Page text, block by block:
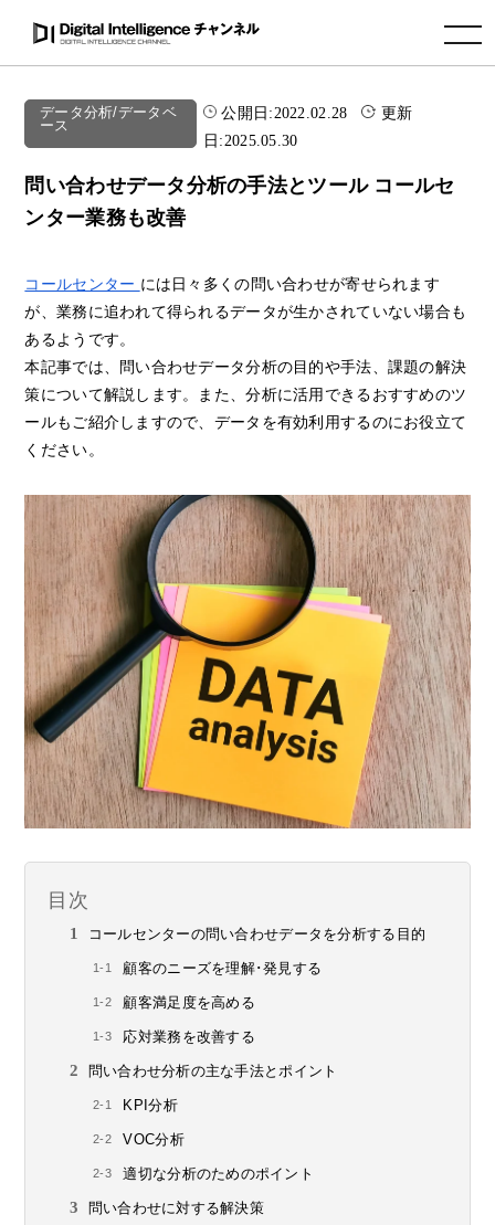
toggle navigation
データ分析/データベ
ース
公開日:2022.02.28
更新
日:2025.05.30
問い合わせデータ分析の手法とツール コールセ
ンター業務も改善
コールセンター には日々多くの問い合わせが寄せられます
が、業務に追われて得られるデータが生かされていない場合も
あるようです。
本記事では、問い合わせデータ分析の目的や手法、課題の解決
策について解説します。また、分析に活用できるおすすめのツ
ールもご紹介しますので、データを有効利用するのにお役立て
ください。
目次
コールセンターの問い合わせデータを分析する目的
顧客のニーズを理解･発見する
顧客満足度を高める
応対業務を改善する
問い合わせ分析の主な手法とポイント
KPI分析
VOC分析
適切な分析のためのポイント
問い合わせに対する解決策